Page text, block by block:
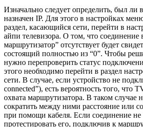
Изначально следует определить, был ли
назначен IP. Для этого в настройках
раздел, касающийся сети, перейти в
айпи телевизора. О том, что соединение
маршрутизатор” отсутствует будет
состоящий полностью из “0”. Чтобы
нужно перепроверить статус
этого необходимо перейти в раздел
сети. В случае, если устройство не
connected”), есть вероятность того, что
охвата маршрутизатора. В таком случае
сократить между ними расстояние или
при помощи кабеля. Если соединение
протестировать его, подключив к